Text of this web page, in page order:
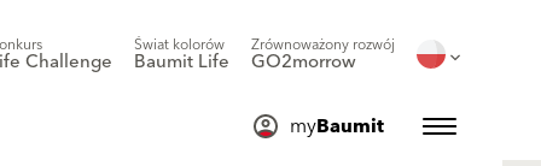
Challenge
Świat kolorów
Baumit Life
Zrównoważony rozwój
GO2morrow
myBaumit